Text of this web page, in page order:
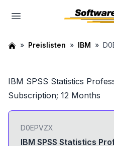
Preislisten IBM
IBM SPSS Statistics
Subscription; 12 Months
D0EPVZX
IBM SPSS Statistics